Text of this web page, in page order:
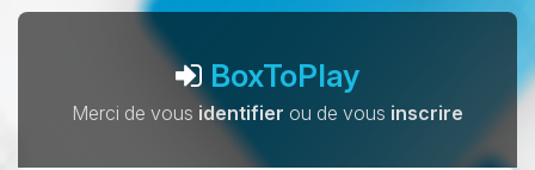
BoxToPlay
Merci de vous identifier ou de vous inscrire